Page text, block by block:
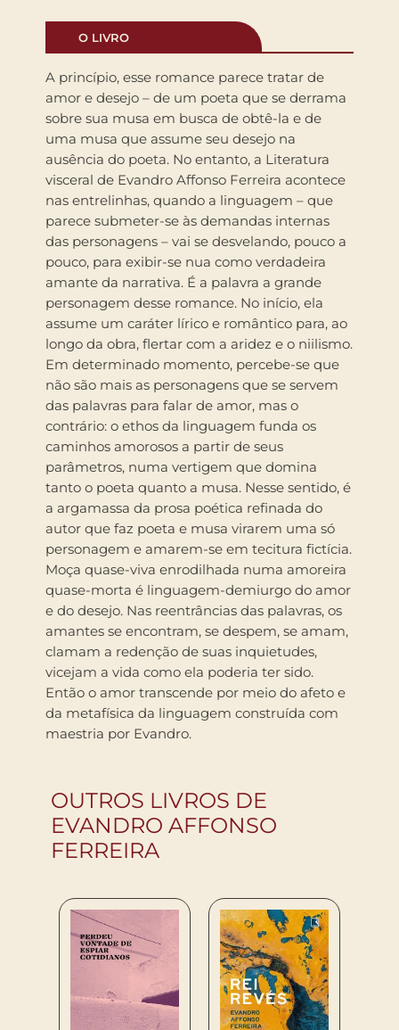
O LIVRO
A princípio, esse romance parece tratar de
amor e desejo – de um poeta que se derrama
sobre sua musa em busca de obtê-la e de
uma musa que assume seu desejo na
ausência do poeta. No entanto, a Literatura
visceral de Evandro Affonso Ferreira acontece
nas entrelinhas, quando a linguagem – que
parece submeter-se às demandas internas
das personagens – vai se desvelando, pouco a
pouco, para exibir-se nua como verdadeira
amante da narrativa. É a palavra a grande
personagem desse romance. No início, ela
assume um caráter lírico e romântico para, ao
longo da obra, flertar com a aridez e o niilismo.
Em determinado momento, percebe-se que
não são mais as personagens que se servem
das palavras para falar de amor, mas o
contrário: o ethos da linguagem funda os
caminhos amorosos a partir de seus
parâmetros, numa vertigem que domina
tanto o poeta quanto a musa. Nesse sentido, é
a argamassa da prosa poética refinada do
autor que faz poeta e musa virarem uma só
personagem e amarem-se em tecitura fictícia.
Moça quase-viva enrodilhada numa amoreira
quase-morta é linguagem-demiurgo do amor
e do desejo. Nas reentrâncias das palavras, os
amantes se encontram, se despem, se amam,
clamam a redenção de suas inquietudes,
vicejam a vida como ela poderia ter sido.
Então o amor transcende por meio do afeto e
da metafísica da linguagem construída com
maestria por Evandro.
OUTROS LIVROS DE
EVANDRO AFFONSO
FERREIRA